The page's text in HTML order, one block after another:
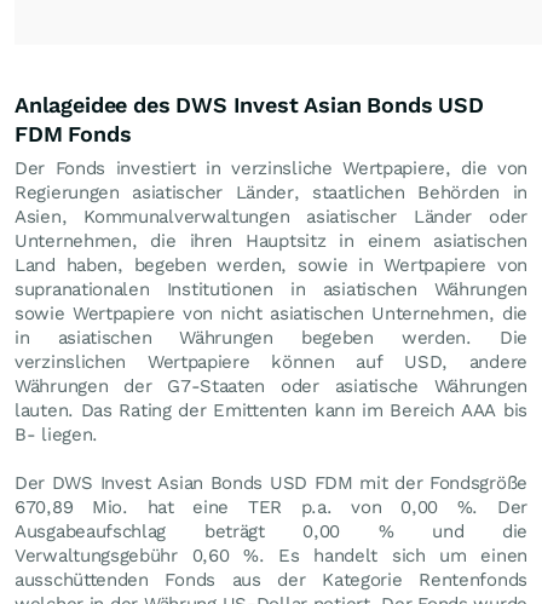
Anlageidee des DWS Invest Asian Bonds USD
FDM Fonds
Der Fonds investiert in verzinsliche Wertpapiere, die von
Regierungen asiatischer Länder, staatlichen Behörden in
Asien, Kommunalverwaltungen asiatischer Länder oder
Unternehmen, die ihren Hauptsitz in einem asiatischen
Land haben, begeben werden, sowie in Wertpapiere von
supranationalen Institutionen in asiatischen Währungen
sowie Wertpapiere von nicht asiatischen Unternehmen, die
in asiatischen Währungen begeben werden. Die
verzinslichen Wertpapiere können auf USD, andere
Währungen der G7-Staaten oder asiatische Währungen
lauten. Das Rating der Emittenten kann im Bereich AAA bis
B- liegen.
Der DWS Invest Asian Bonds USD FDM mit der Fondsgröße
670,89 Mio. hat eine TER p.a. von 0,00 %. Der
Ausgabeaufschlag beträgt 0,00 % und die
Verwaltungsgebühr 0,60 %. Es handelt sich um einen
ausschüttenden Fonds aus der Kategorie Rentenfonds